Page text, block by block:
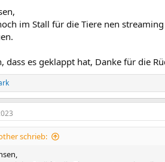
im Stall für die Tiere nen
dass es geklappt hat, Danke für die
schrieb: